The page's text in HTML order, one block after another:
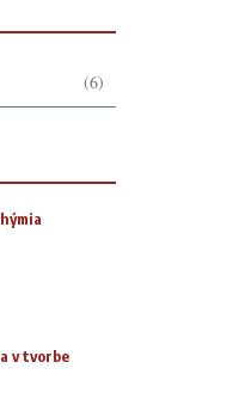
(6)
v tvorbe